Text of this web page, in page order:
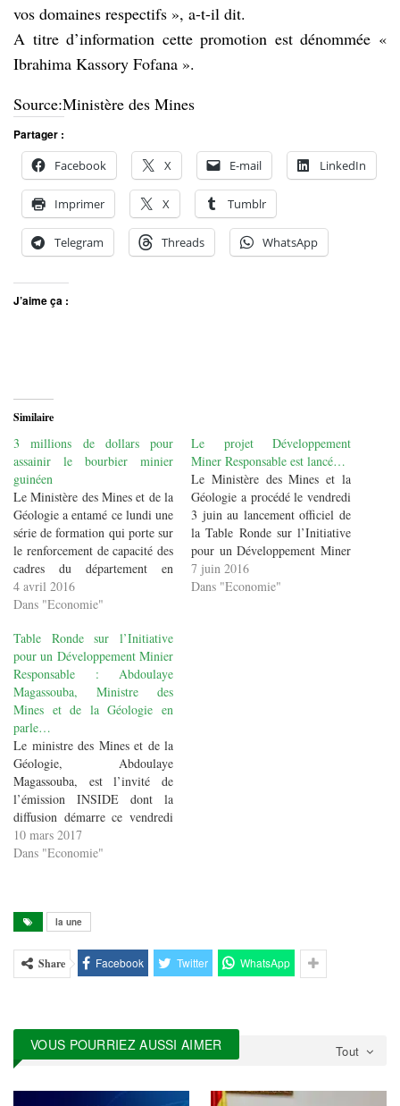
vos domaines respectifs », a-t-il dit.
A titre d’information cette promotion est dénommée «
Ibrahima Kassory Fofana ».
Source:Ministère des Mines
Partager :
Facebook
X E-mail LinkedIn
Imprimer X Tumblr
Telegram Threads WhatsApp
J’aime ça :
Similaire
3 millions de dollars pour
assainir le bourbier minier
guinéen
Le Ministère des Mines et de la
Géologie a entamé ce lundi une
série de formation qui porte sur
le renforcement de capacité des
cadres du département en
charge des Mines. Mais aussi
des départements liés aux
des cadres des Ministères de la
Communication, des …
4 avril 2016
Dans "Economie"
Le projet Développement
Miner Responsable est lancé…
Le Ministère des Mines et la
Géologie a procédé le vendredi
3 juin au lancement officiel de
la Table Ronde sur l’Initiative
pour un Développement Miner
Responsable sous l’égide du
Premier Ministre, Chef du
7 juin 2016
Dans "Economie"
Table Ronde sur l’Initiative
pour un Développement Minier
Responsable : Abdoulaye
Magassouba, Ministre des
Mines et de la Géologie en
parle…
Le ministre des Mines et de la
Géologie, Abdoulaye
Magassouba, est l’invité de
l’émission INSIDE dont la
diffusion démarre ce vendredi
10 Mars 2017. Au cours de
cette interview, Abdoulaye
population sur les actions
dans…
10 mars 2017
Dans "Economie"
la une
Share Facebook Twitter WhatsApp
Tout
VOUS POURRIEZ AUSSI AIMER